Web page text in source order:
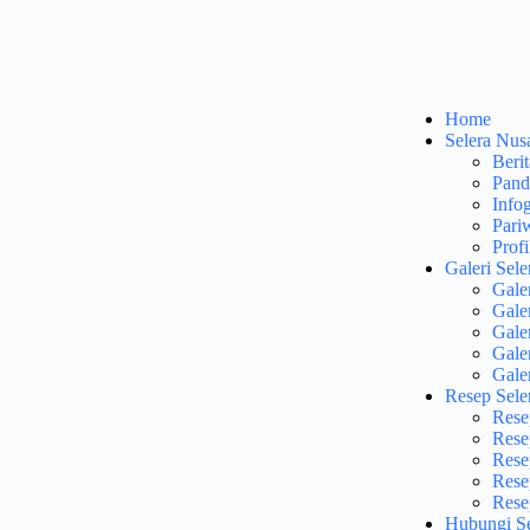
Home
Selera
Galeri
Resep
Hubungi